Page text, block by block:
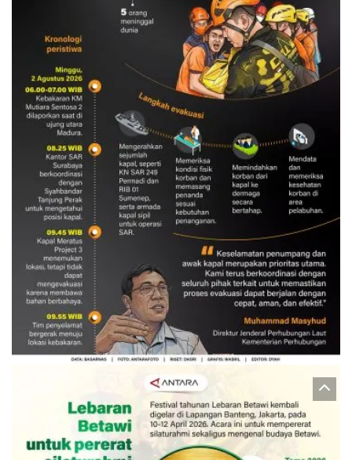
Evakuasi korban kebakaran KM
Mutiara Sentosa 2
3 Agustus 2026